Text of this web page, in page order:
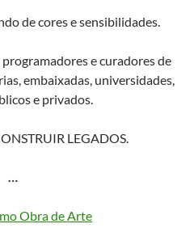
de cores e sensibilidades.
e curadores de
embaixadas, universidades,
e privados.
LEGADOS.
…
Obra de Arte